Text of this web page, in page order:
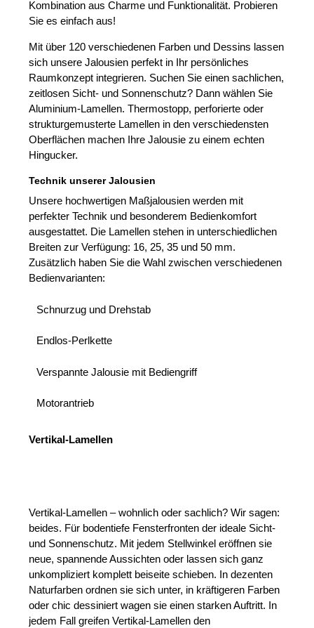
Kombination aus Charme und Funktionalität. Probieren
Sie es einfach aus!
Mit über 120 verschiedenen Farben und Dessins lassen
sich unsere Jalousien perfekt in Ihr persönliches
Raumkonzept integrieren. Suchen Sie einen sachlichen,
zeitlosen Sicht- und Sonnenschutz? Dann wählen Sie
Aluminium-Lamellen. Thermostopp, perforierte oder
strukturgemusterte Lamellen in den verschiedensten
Oberflächen machen Ihre Jalousie zu einem echten
Hingucker.
Technik unserer Jalousien
Unsere hochwertigen Maßjalousien werden mit
perfekter Technik und besonderem Bedienkomfort
ausgestattet. Die Lamellen stehen in unterschiedlichen
Breiten zur Verfügung: 16, 25, 35 und 50 mm.
Zusätzlich haben Sie die Wahl zwischen verschiedenen
Bedienvarianten:
Schnurzug und Drehstab
Endlos-Perlkette
Verspannte Jalousie mit Bediengriff
Motorantrieb
Vertikal-Lamellen
Vertikal-Lamellen – wohnlich oder sachlich? Wir sagen:
beides. Für bodentiefe Fensterfronten der ideale Sicht-
und Sonnenschutz. Mit jedem Stellwinkel eröffnen sie
neue, spannende Aussichten oder lassen sich ganz
unkompliziert komplett beiseite schieben. In dezenten
Naturfarben ordnen sie sich unter, in kräftigeren Farben
oder chic dessiniert wagen sie einen starken Auftritt. In
jedem Fall greifen Vertikal-Lamellen den